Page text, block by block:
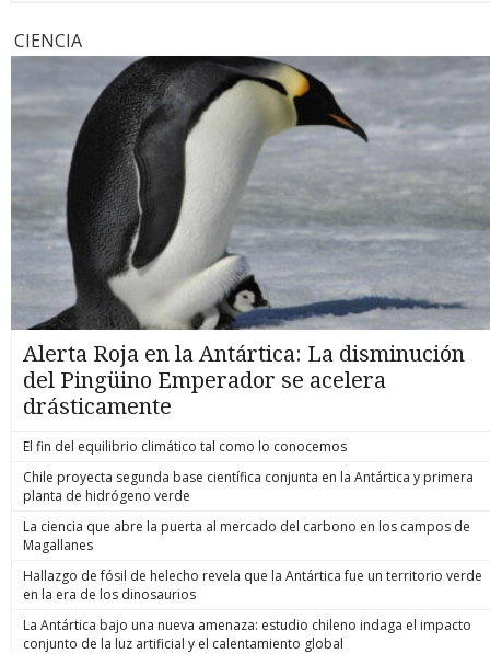
CIENCIA
Alerta Roja en la Antártica: La disminución
del Pingüino Emperador se acelera
drásticamente
El fin del equilibrio climático tal como lo conocemos
Chile proyecta segunda base científica conjunta en la Antártica y primera
planta de hidrógeno verde
La ciencia que abre la puerta al mercado del carbono en los campos de
Magallanes
Hallazgo de fósil de helecho revela que la Antártica fue un territorio verde
en la era de los dinosaurios
La Antártica bajo una nueva amenaza: estudio chileno indaga el impacto
conjunto de la luz artificial y el calentamiento global